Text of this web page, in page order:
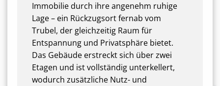
Immobilie durch ihre angenehm ruhige
Lage – ein Rückzugsort fernab vom
Trubel, der gleichzeitig Raum für
Entspannung und Privatsphäre bietet.
Das Gebäude erstreckt sich über zwei
Etagen und ist vollständig unterkellert,
wodurch zusätzliche Nutz- und